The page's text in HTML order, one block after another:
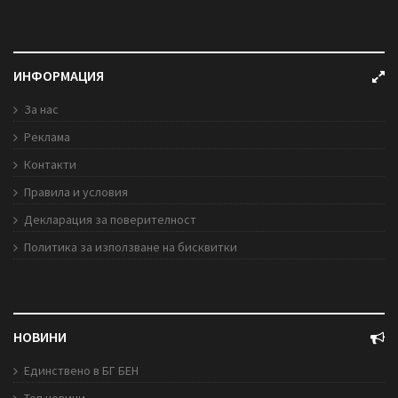
ИНФОРМАЦИЯ
За нас
Реклама
Контакти
Правила и условия
Декларация за поверителност
Политика за използване на бисквитки
НОВИНИ
Единствено в БГ БЕН